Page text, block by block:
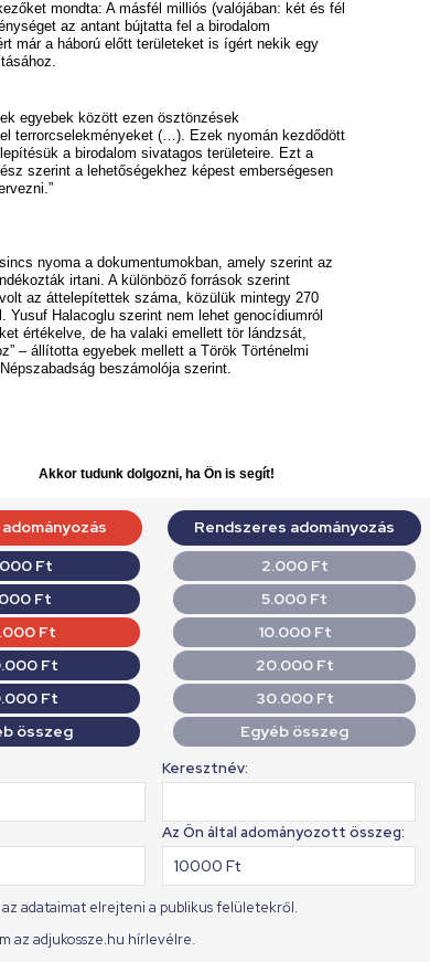
mondta: A másfél milliós (valójában: két és fél
az antant bújtatta fel a birodalom
már a háború előtt területeket is ígért nekik egy
egyebek között ezen ösztönzések
terrorcselekményeket (…). Ezek nyomán kezdődött
a birodalom sivatagos területeire. Ezt a
szerint a lehetőségekhez képest emberségesen
nyoma a dokumentumokban, amely szerint az
irtani. A különböző források szerint
az áttelepítettek száma, közülük mintegy 270
Yusuf Halacoglu szerint nem lehet genocídiumról
értékelve, de ha valaki emellett tör lándzsát,
– állította egyebek mellett a Török Történelmi
beszámolója szerint.
Akkor tudunk dolgozni, ha Ön is segít!